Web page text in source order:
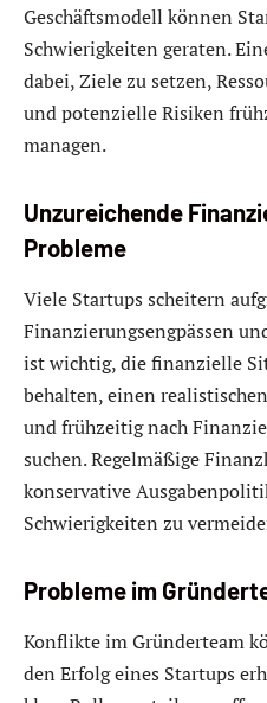
Geschäftsmodell können
Schwierigkeiten geraten.
dabei, Ziele zu setzen,
und potenzielle Risiken
managen.
Unzureichende
Probleme
Viele Startups scheitern
Finanzierungsengpässen
ist wichtig, die finanzielle
behalten, einen
und frühzeitig nach
suchen. Regelmäßige
konservative
Schwierigkeiten zu
Probleme im
Konflikte im Gründerteam
den Erfolg eines Startups